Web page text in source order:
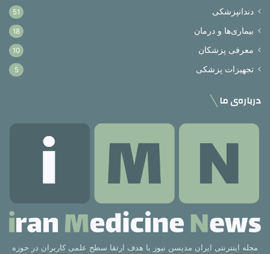
دندانپزشکی 51
بیماری‌ها و درمان 18
معرفی پزشکان 10
تجهیزات پزشکی 5
درباره‌ی ما
مجله اینترنتی ایران مدیسن نیوز با هدف ارتقا سطح علمی کاربران در حوزه